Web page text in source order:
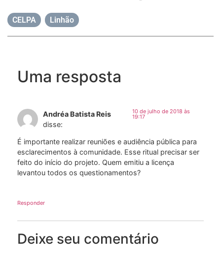
CELPA Linhão
Uma resposta
Andréa Batista Reis
disse:
10 de julho de 2018 às
19:17
É importante realizar reuniões e audiência pública para
esclarecimentos à comunidade. Esse ritual precisar ser
feito do início do projeto. Quem emitiu a licença
levantou todos os questionamentos?
Responder
Deixe seu comentário